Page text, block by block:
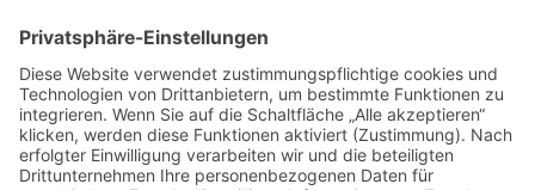
27383 Scheeßel
Kontakt
Tel.: 04263 9308-0
E-Mail:info@scheessel.de